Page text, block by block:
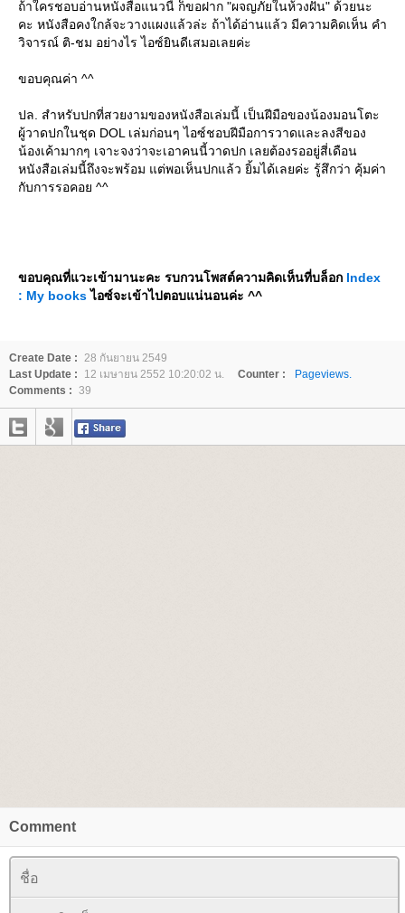
ถ้าใครชอบอ่านหนังสือแนวนี้ ก็ขอฝาก "ผจญภัยในห้วงฝัน" ด้วยนะ
คะ หนังสือคงใกล้จะวางแผงแล้วล่ะ ถ้าได้อ่านแล้ว มีความคิดเห็น คำ
วิจารณ์ ติ-ชม อย่างไร ไอซ์ยินดีเสมอเลยค่ะ
ขอบคุณค่า ^^
ปล. สำหรับปกที่สวยงามของหนังสือเล่มนี้ เป็นฝีมือของน้องมอนโตะ
ผู้วาดปกในชุด DOL เล่มก่อนๆ ไอซ์ชอบฝีมือการวาดและลงสีของ
น้องเค้ามากๆ เจาะจงว่าจะเอาคนนี้วาดปก เลยต้องรออยู่สี่เดือน
หนังสือเล่มนี้ถึงจะพร้อม แต่พอเห็นปกแล้ว ยิ้มได้เลยค่ะ รู้สึกว่า คุ้มค่า
กับการรอคอย ^^
ขอบคุณที่แวะเข้ามานะคะ รบกวนโพสต์ความคิดเห็นที่บล็อก Index
: My booksไอซ์จะเข้าไปตอบแน่นอนค่ะ ^^
Create Date : 28 กันยายน 2549
Last Update :
12 เมษายน 2552 10:20:02 น. Counter :
Pageviews.
Comments : 39
Comment